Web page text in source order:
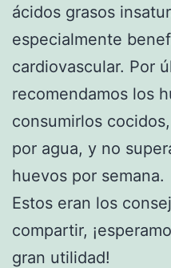
ácidos grasos
especialmente
cardiovascular. Por
recomendamos los
consumirlos
por agua, y no
huevos por semana.
Estos eran los
compartir,
gran utilidad!